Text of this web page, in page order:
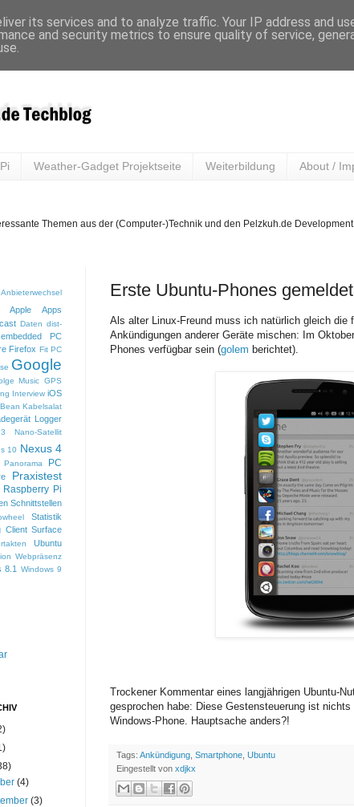
Weather-Gadget Projektseite Weiterbildung About /
Themen aus der (Computer-)Technik und den Pelzkuh.de
Erste Ubuntu-Phones
Als alter Linux-Freund muss ich natürlich gleich die
Ankündigungen anderer Geräte mischen: Im
Phones verfügbar sein (golem berichtet).
Trockener Kommentar eines langjährigen Ubuntu-
gesprochen habe: Diese Gestensteuerung ist
Windows-Phone. Hauptsache anders?!
Tags: Ankündigung, Smartphone, Ubuntu
Eingestellt von xdjkx
Anbieterwechsel
Apple Apps
Daten dist-
embedded PC
Firefox Fit PC
Google
Music GPS
Interview iOS
Kabelsalat
Logger
Nano-Satellit
10 Nexus 4
Panorama
PC
Praxistest
Raspberry Pi
Schnittstellen
Statistik
Client Surface
Ubuntu
Webpräsenz
8.1 Windows 9
(4)
(3)
its services and to analyze traffic. Your IP address and
and security metrics to ensure quality of service,